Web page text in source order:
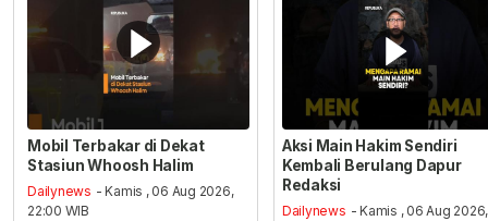
Mobil Terbakar di Dekat
Stasiun Whoosh Halim
Dailynews - Kamis , 06 Aug 2026,
22:00 WIB
Aksi Main Hakim Sendiri
Kembali Berulang Dapur
Redaksi
Dailynews - Kamis , 06 Aug 2026,